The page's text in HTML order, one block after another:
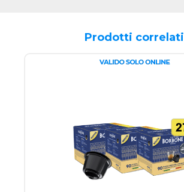
Prodotti correlati